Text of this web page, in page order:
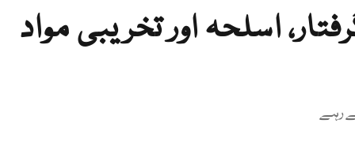
4 ایجنٹ گرفتار، اسلحہ اور تخریبی مواد
رہے